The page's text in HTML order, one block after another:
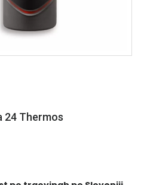
24 Thermos